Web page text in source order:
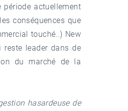
actuellement
conséquences que
touché..) New
reste leader dans de
du marché de la
hasardeuse de